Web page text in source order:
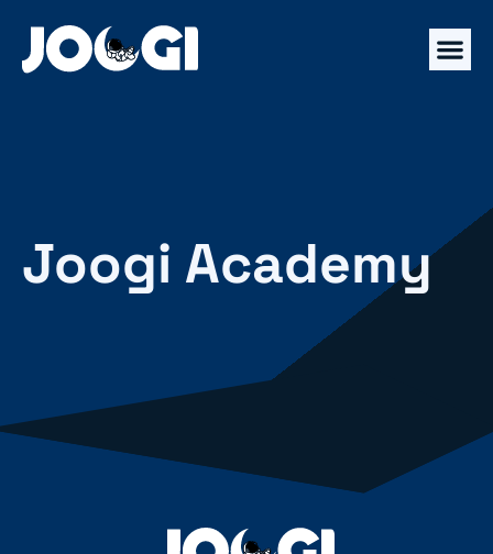
Joogi Academy